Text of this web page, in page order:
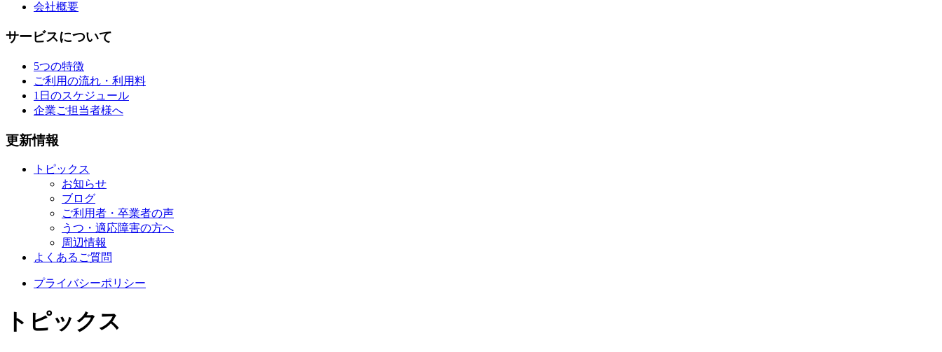
会社概要
サービスについて
5つの特徴
ご利用の流れ・利用料
1日のスケジュール
企業ご担当者様へ
更新情報
トピックス
お知らせ
ブログ
ご利用者・卒業者の声
うつ・適応障害の方へ
周辺情報
よくあるご質問
プライバシーポリシー
トピックス